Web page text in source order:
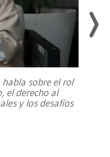
sobre el rol
el derecho al
y los desafíos